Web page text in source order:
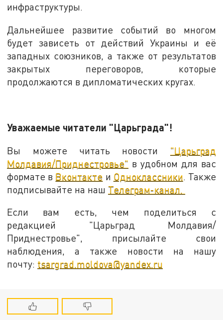
инфраструктуры.
Дальнейшее развитие событий во многом
будет зависеть от действий Украины и её
западных союзников, а также от результатов
закрытых переговоров, которые
продолжаются в дипломатических кругах.
Уважаемые читатели "Царьграда"!
Вы можете читать новости "Царьград
Молдавия/Приднестровье" в удобном для вас
формате в Вконтакте и Одноклассники . Также
подписывайте на наш Телеграм-канал.
Если вам есть, чем поделиться с
редакцией "Царьград Молдавия/
Приднестровье", присылайте свои
наблюдения, а также новости на нашу
почту: tsargrad.moldova@yandex.ru